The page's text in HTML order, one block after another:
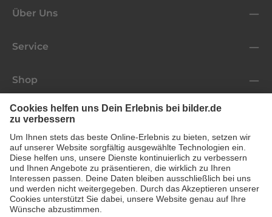
Über Uns
Service
Shop
Folge uns